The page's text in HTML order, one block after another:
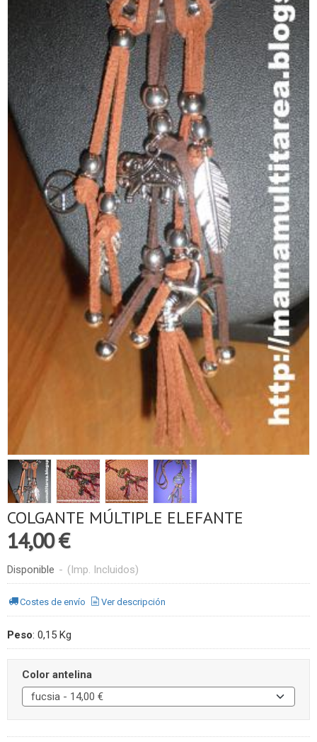
COLGANTE MÚLTIPLE ELEFANTE
14,00 €
Disponible - (Imp. Incluidos)
Costes de envío Ver descripción
Peso: 0,15 Kg
Color antelina